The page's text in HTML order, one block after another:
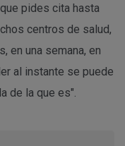
pides cita hasta
centros de salud,
en una semana, en
al instante se puede
de la que es".